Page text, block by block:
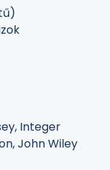
Integer
John Wiley